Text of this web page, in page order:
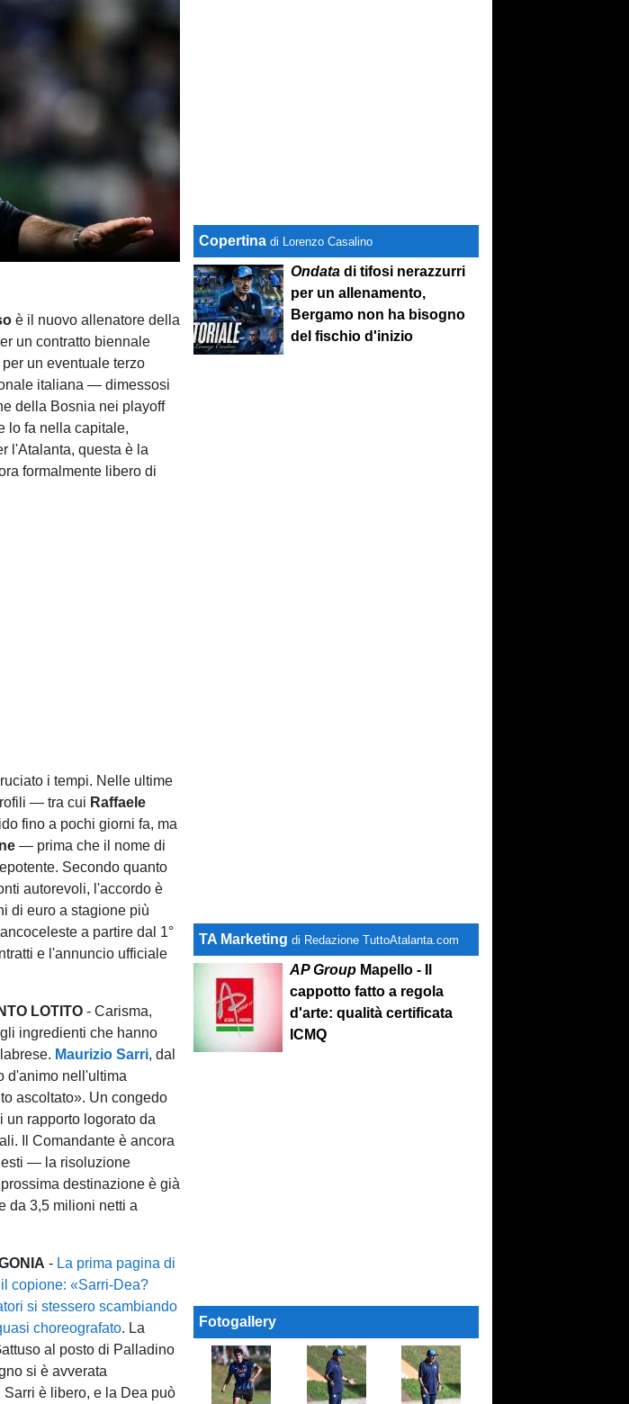
è il nuovo allenatore della
un contratto biennale
un eventuale terzo
italiana — dimessosi
della Bosnia nei playoff
lo fa nella capitale,
l'Atalanta, questa è la
formalmente libero di
i tempi. Nelle ultime
— tra cui Raffaele
fino a pochi giorni fa, ma
— prima che il nome di
Secondo quanto
autorevoli, l'accordo è
di euro a stagione più
a partire dal 1°
e l'annuncio ufficiale
LOTITO - Carisma,
ingredienti che hanno
Maurizio Sarri, dal
d'animo nell'ultima
ascoltato». Un congedo
un rapporto logorato da
Il Comandante è ancora
— la risoluzione
destinazione è già
da 3,5 milioni netti a
- La prima pagina di
copione: «Sarri-Dea?
si stessero scambiando
choreografato. La
al posto di Palladino
si è avverata
è libero, e la Dea può
Copertina di Lorenzo Casalino
Ondata di tifosi nerazzurri
per un allenamento,
Bergamo non ha bisogno
del fischio d'inizio
TA Marketing di Redazione TuttoAtalanta.com
AP Group Mapello - Il
cappotto fatto a regola
d'arte: qualità certificata
ICMQ
Fotogallery